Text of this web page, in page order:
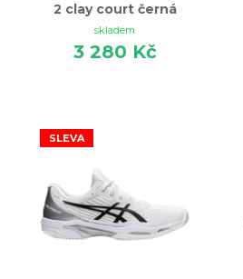
2 clay court černá
skladem
3 280 Kč
SLEVA